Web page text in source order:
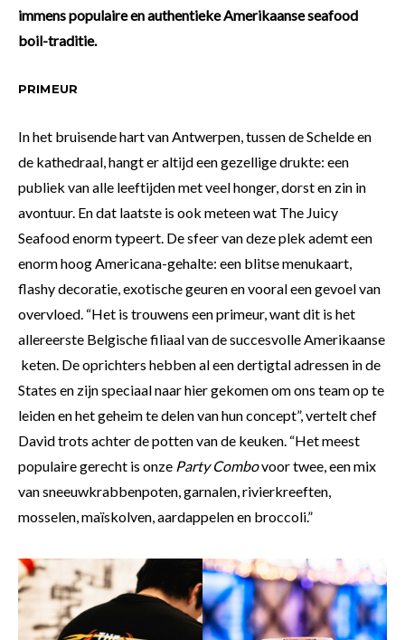
immens populaire en authentieke Amerikaanse seafood
boil-traditie.
PRIMEUR
In het bruisende hart van Antwerpen, tussen de Schelde en
de kathedraal, hangt er altijd een gezellige drukte: een
publiek van alle leeftijden met veel honger, dorst en zin in
avontuur. En dat laatste is ook meteen wat The Juicy
Seafood enorm typeert. De sfeer van deze plek ademt een
enorm hoog Americana-gehalte: een blitse menukaart,
flashy decoratie, exotische geuren en vooral een gevoel van
overvloed. “Het is trouwens een primeur, want dit is het
allereerste Belgische filiaal van de succesvolle Amerikaanse
keten. De oprichters hebben al een dertigtal adressen in de
States en zijn speciaal naar hier gekomen om ons team op te
leiden en het geheim te delen van hun concept”, vertelt chef
David trots achter de potten van de keuken. “Het meest
populaire gerecht is onze Party Combovoor twee, een mix
van sneeuwkrabbenpoten, garnalen, rivierkreeften,
mosselen, maïskolven, aardappelen en broccoli.”